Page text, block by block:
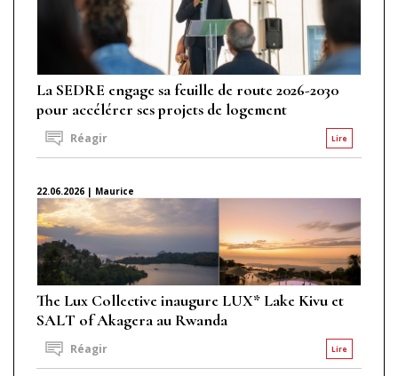
La SEDRE engage sa feuille de route 2026-2030
pour accélérer ses projets de logement
Lire
Réagir
22.06.2026 | Maurice
The Lux Collective inaugure LUX* Lake Kivu et
SALT of Akagera au Rwanda
Lire
Réagir